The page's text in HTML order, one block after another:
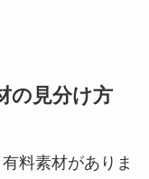
の見分け方
料素材がありま